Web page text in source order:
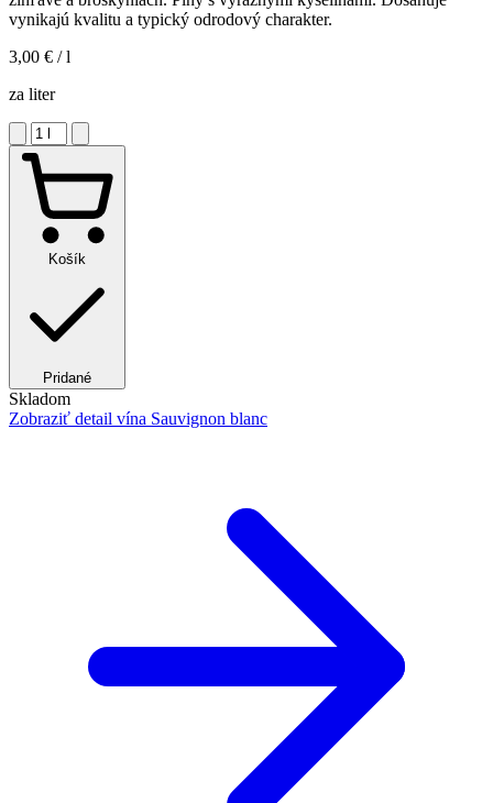
vynikajú kvalitu a typický odrodový charakter.
3,00 € / l
za liter
Košík
Pridané
Skladom
Zobraziť detail vína Sauvignon blanc